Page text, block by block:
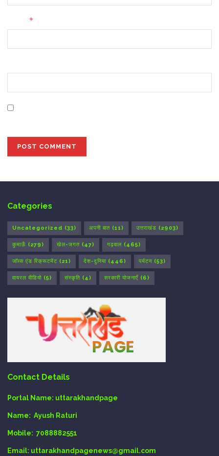
*
Categories
Uncategorized (33) अपनी बात (11) उत्तराखंड (2903)
कुमाऊँ (279) खेल-जगत (47) गढ़वाल (465)
जॉब्स एंड रिक्रूटमेंट (21) देश-दुनिया (446) पर्यटन (53)
वायरल वीडियो (5) संस्कृति (4) सरकारी योजनाएँ (6)
Contact Details
Portal Name: uttarakhandpage
Name: Ayush Raturi
Mobile: 7088882551
Email: uttarakhandpagenews@gmail.com